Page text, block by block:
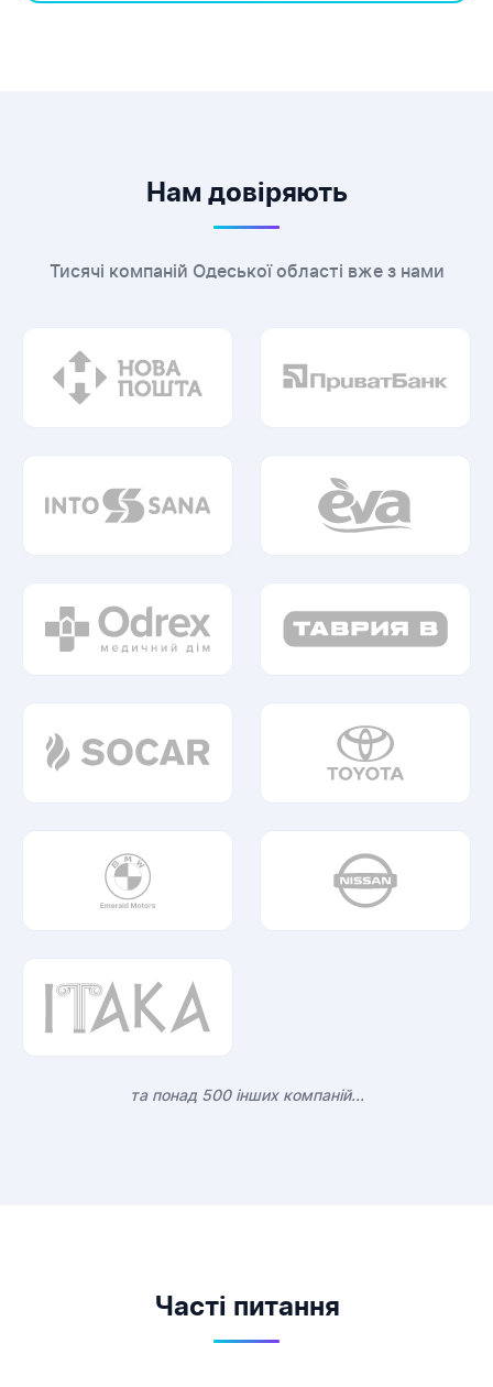
Нам довіряють
Тисячі компаній Одеської області вже з нами
та понад 500 інших компаній...
Часті питання